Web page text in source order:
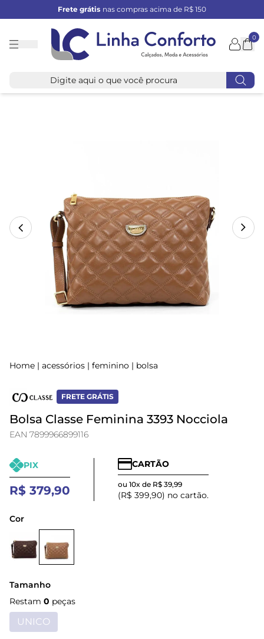
Frete grátis nas compras acima de R$ 150
Linha
0
Home | acessórios | feminino | bolsa
FRETE GRÁTIS
Bolsa Classe Feminina 3393 Nocciola
EAN 7899966899116
PIX
R$ 379,90
CARTÃO
ou 10x de R$ 39,99
(R$ 399,90) no cartão.
Cor
Tamanho
Restam 0 peças
UNICO